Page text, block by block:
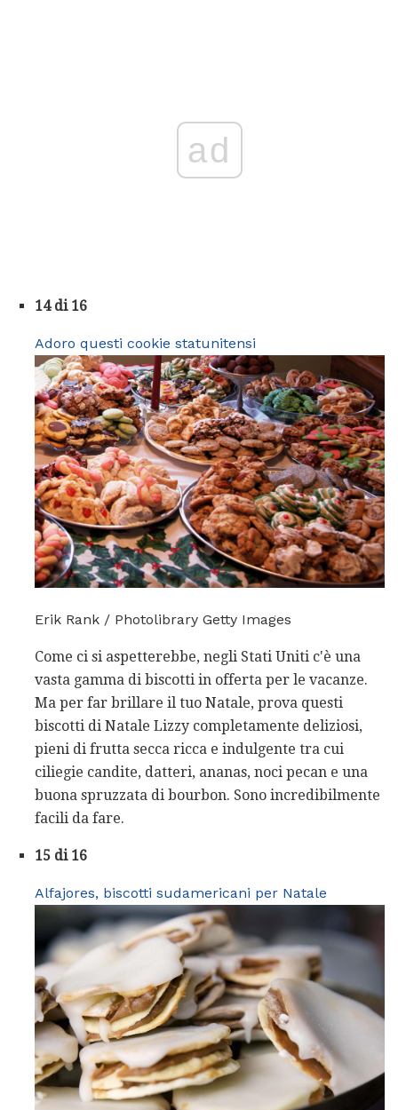
ad
14 di 16
Adoro questi cookie statunitensi
Erik Rank / Photolibrary Getty Images
Come ci si aspetterebbe, negli Stati Uniti c'è una
vasta gamma di biscotti in offerta per le vacanze.
Ma per far brillare il tuo Natale, prova questi
biscotti di Natale Lizzy completamente deliziosi,
pieni di frutta secca ricca e indulgente tra cui
ciliegie candite, datteri, ananas, noci pecan e una
buona spruzzata di bourbon. Sono incredibilmente
facili da fare.
15 di 16
Alfajores, biscotti sudamericani per Natale